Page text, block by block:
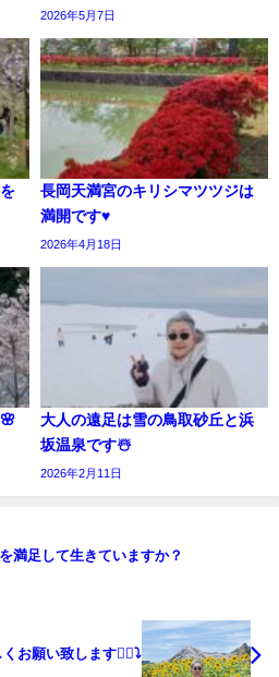
2026年5月7日
長岡天満宮のキリシマツツジは
満開です♥️
2026年4月18日
大人の遠足は雪の鳥取砂丘と浜
坂温泉です☃️
2026年2月11日
満足して生きていますか？
お願い致します🙇‍♀️⤵️